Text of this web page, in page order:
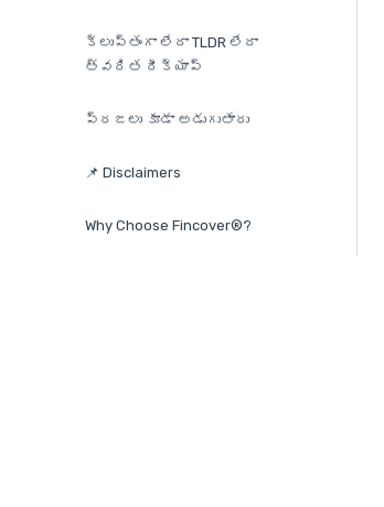
క్లుప్తంగా లేదా TLDR లేదా
త్వరిత రీక్యాప్
ప్రజలు కూడా అడుగుతారు
📌 Disclaimers
Why Choose Fincover®?